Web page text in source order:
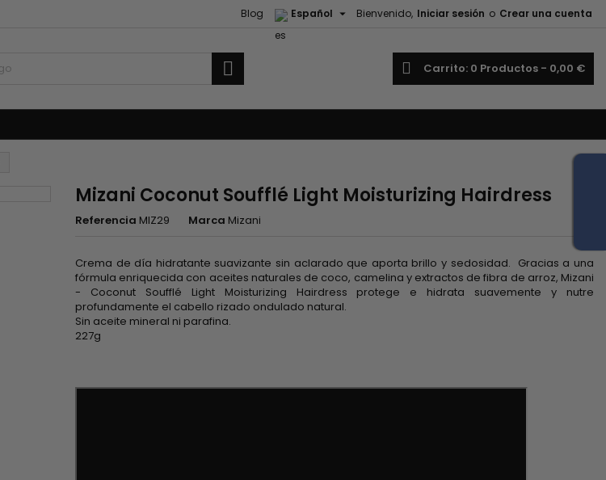
Bienvenido, Iniciar sesión o Crear una cuenta
Español 
Blog
Carrito 0 Productos - 0,00 €
Mizani Coconut Soufflé Light Moisturizing Hairdress
Referencia MIZ29 Marca Mizani
Crema de día hidratante suavizante sin aclarado que aporta brillo y sedosidad. Gracias a una
fórmula enriquecida con aceites naturales de coco, camelina y extractos de fibra de arroz, Mizani
- Coconut Soufflé Light Moisturizing Hairdress protege e hidrata suavemente y nutre
profundamente el cabello rizado ondulado natural.
Sin aceite mineral ni parafina.
227g